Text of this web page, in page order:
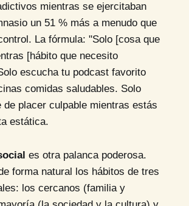
mientras se ejercitaban
un 51 % más a menudo que
La fórmula: "Solo [cosa que
[hábito que necesito
escucha tu podcast favorito
comidas saludables. Solo
de placer culpable mientras estás
estática.
es otra palanca poderosa.
forma natural los hábitos de tres
los cercanos (familia y